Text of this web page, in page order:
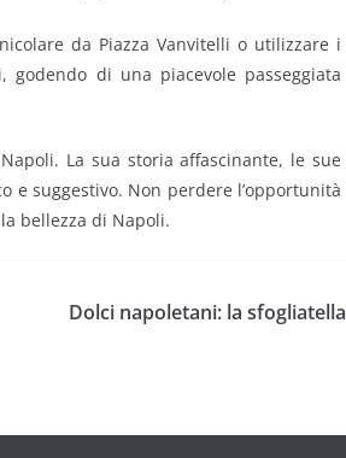
da Piazza Vanvitelli o utilizzare i
di una piacevole passeggiata
La sua storia affascinante, le sue
e suggestivo. Non perdere l’opportunità
bellezza di Napoli.
Dolci napoletani: la sfogliatella